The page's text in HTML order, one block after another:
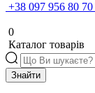
+38 097 956 80 70
0
Каталог товарів
Знайти